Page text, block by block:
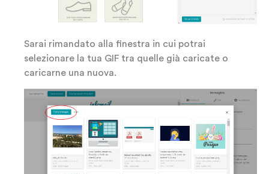
Sarai rimandato alla finestra in cui potrai
selezionare la tua GIF tra quelle già caricate o
caricarne una nuova.